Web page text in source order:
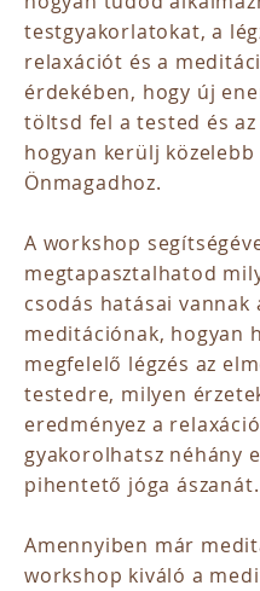
testgyakorlatokat, a
relaxációt és a
érdekében, hogy új
töltsd fel a tested és az
hogyan kerülj közelebb
Önmagadhoz.
A workshop
megtapasztalhatod
csodás hatásai vannak
meditációnak, hogyan
megfelelő légzés az
testedre, milyen
eredményez a
gyakorolhatsz néhány
pihentető jóga ászanát.
Amennyiben már
workshop kiváló a